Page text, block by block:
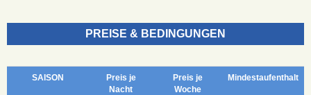
PREISE & BEDINGUNGEN
SAISON
Preis je
Nacht
Preis je
Woche
Mindestaufenthalt